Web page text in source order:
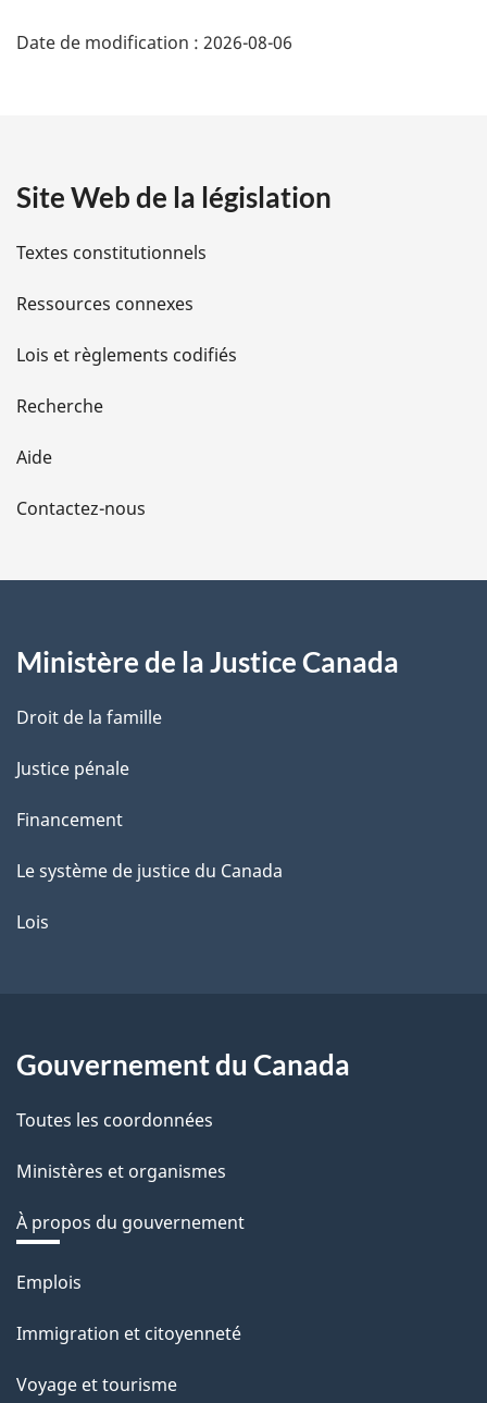
é
i
l
s
d
e
l
a
e
Date de modification : 2026-08-06
Site Web de la législation
Textes constitutionnels
Ressources connexes
Lois et règlements codifiés
Recherche
Aide
Contactez-nous
Ministère de la Justice Canada
Droit de la famille
Justice pénale
Financement
Le système de justice du Canada
Lois
Gouvernement du Canada
Toutes les coordonnées
Ministères et organismes
À propos du gouvernement
Thèmes
sujets
Emplois
Immigration et citoyenneté
Voyage et tourisme